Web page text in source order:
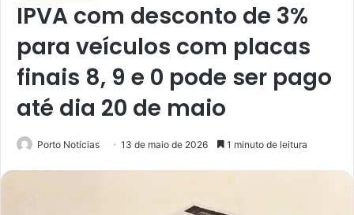
IPVA com desconto de 3%
para veículos com placas
finais 8, 9 e 0 pode ser pago
até dia 20 de maio
Porto Notícias 13 de maio de 2026 1 minuto de leitura